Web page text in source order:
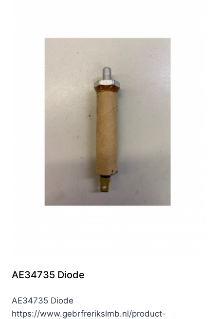
AE34735 Diode
AE34735 Diode
https://www.gebrfrerikslmb.nl/product-